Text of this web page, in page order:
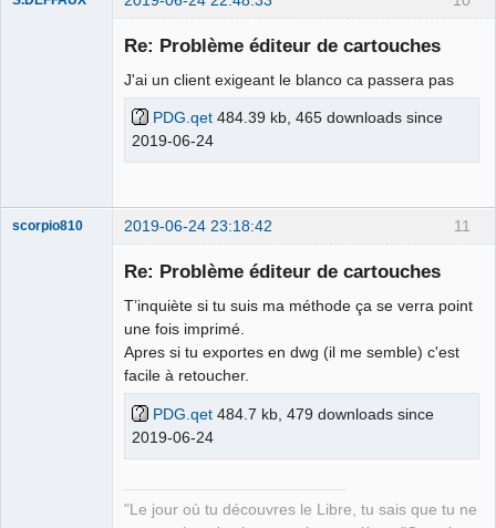
Re: Problème éditeur de cartouches
J'ai un client exigeant le blanco ca passera pas
PDG.qet 484.39 kb, 465 downloads since
2019-06-24
11
scorpio810 2019-06-24 23:18:42
Re: Problème éditeur de cartouches
T’inquiète si tu suis ma méthode ça se verra point
une fois imprimé.
Apres si tu exportes en dwg (il me semble) c'est
facile à retoucher.
PDG.qet 484.7 kb, 479 downloads since
2019-06-24
"Le jour où tu découvres le Libre, tu sais que tu ne